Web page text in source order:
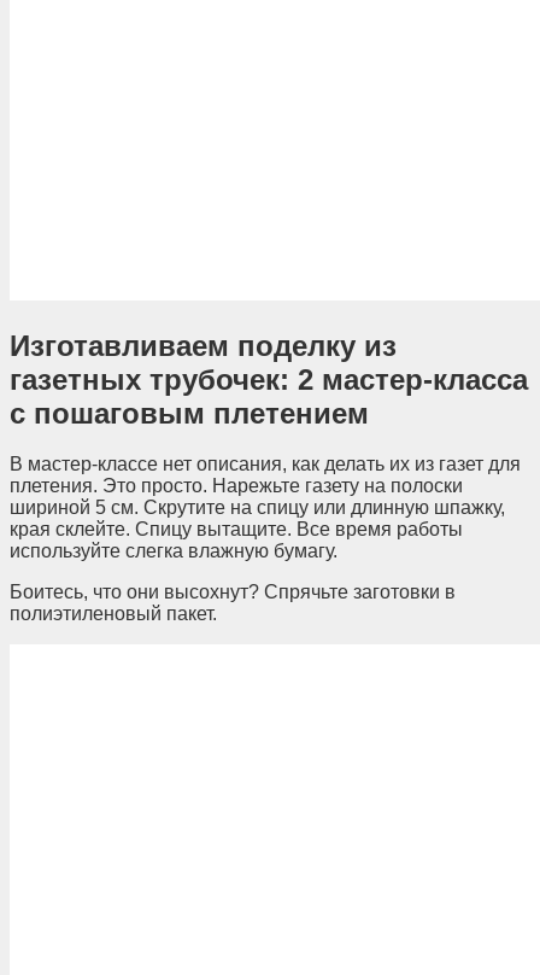
Изготавливаем поделку из
газетных трубочек: 2 мастер-класса
с пошаговым плетением
В мастер-классе нет описания, как делать их из газет для
плетения. Это просто. Нарежьте газету на полоски
шириной 5 см. Скрутите на спицу или длинную шпажку,
края склейте. Спицу вытащите. Все время работы
используйте слегка влажную бумагу.
Боитесь, что они высохнут? Спрячьте заготовки в
полиэтиленовый пакет.